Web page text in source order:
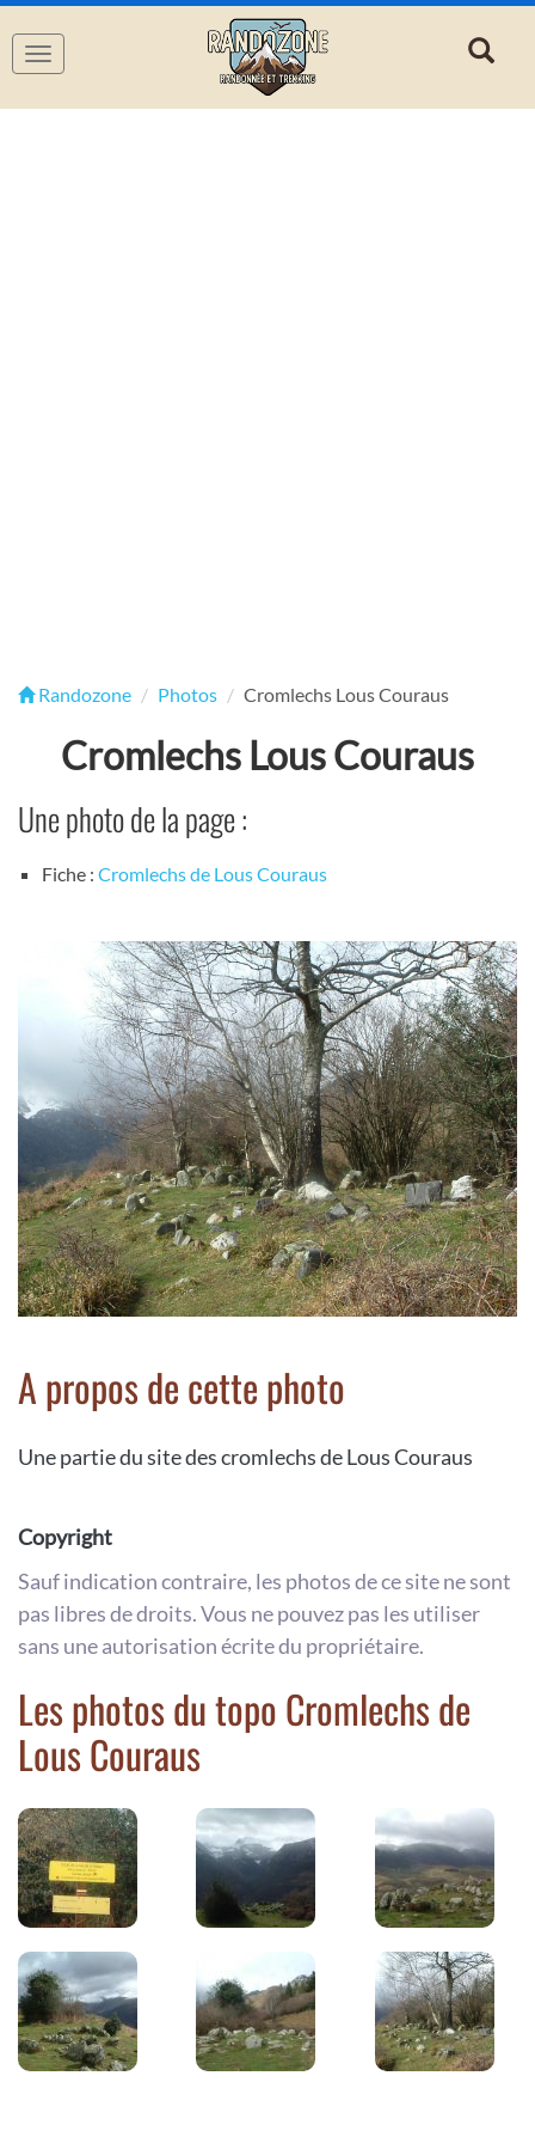
Navigation
Randozone Photos Cromlechs Lous Couraus
Cromlechs Lous Couraus
Une photo de la page :
Fiche : Cromlechs de Lous Couraus
A propos de cette photo
Une partie du site des cromlechs de Lous Couraus
Copyright
Sauf indication contraire, les photos de ce site ne sont
pas libres de droits. Vous ne pouvez pas les utiliser
sans une autorisation écrite du propriétaire.
Les photos du topo Cromlechs de
Lous Couraus